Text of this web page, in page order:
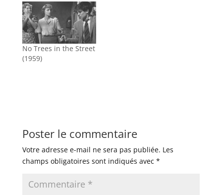
No Trees in the Street
(1959)
Poster le commentaire
Votre adresse e-mail ne sera pas publiée. Les
champs obligatoires sont indiqués avec *